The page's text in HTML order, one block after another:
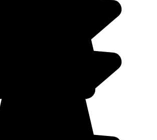
piensan de su estancia